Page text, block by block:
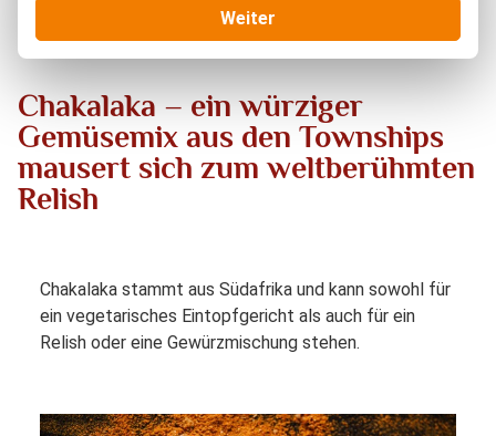
Chakalaka – ein würziger Gemüsemix aus den Townships
mausert sich zum weltberühmten Relish
Chakalaka – ein würziger
Gemüsemix aus den Townships
mausert sich zum weltberühmten
Relish
Chakalaka stammt aus Südafrika und kann sowohl für
ein vegetarisches Eintopfgericht als auch für ein
Relish oder eine Gewürzmischung stehen.
Weiter